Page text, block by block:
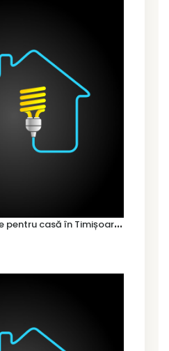
P
rize și întrerupătoare pentru casă în Timișoara – cum alegi variantele potrivite